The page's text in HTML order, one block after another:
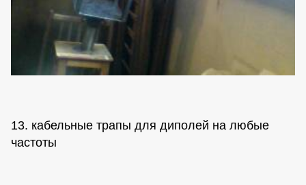
13. кабельные трапы для диполей на любые
частоты